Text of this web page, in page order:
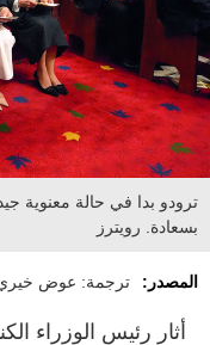
ترودو بدا في حالة معنوية
بسعادة. رويترز
المصدر: ترجمة: عوض
أثار رئيس الوزراء